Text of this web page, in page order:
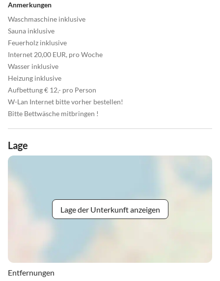
Anmerkungen
Waschmaschine inklusive
Sauna inklusive
Feuerholz inklusive
Internet 20,00 EUR, pro Woche
Wasser inklusive
Heizung inklusive
Aufbettung € 12,- pro Person
W-Lan Internet bitte vorher bestellen!
Bitte Bettwäsche mitbringen !
Lage
Lage der Unterkunft anzeigen
Entfernungen